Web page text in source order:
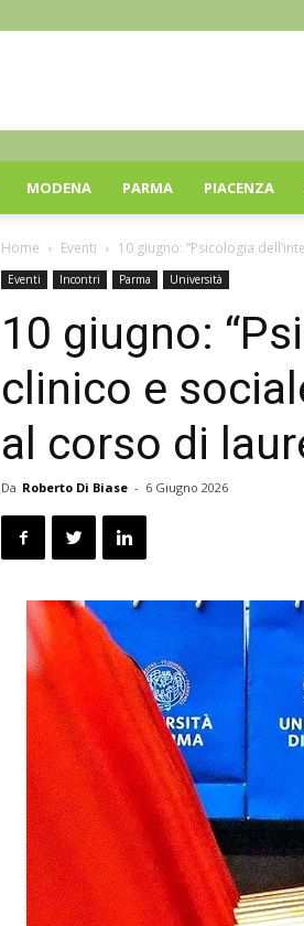
MODENA PARMA PIACENZA
Home Eventi 10 giugno: “Psicologia
Eventi Incontri Parma Università
10 giugno:
clinico e
al corso di
Da Roberto Di Biase - 6 Giugno 2026